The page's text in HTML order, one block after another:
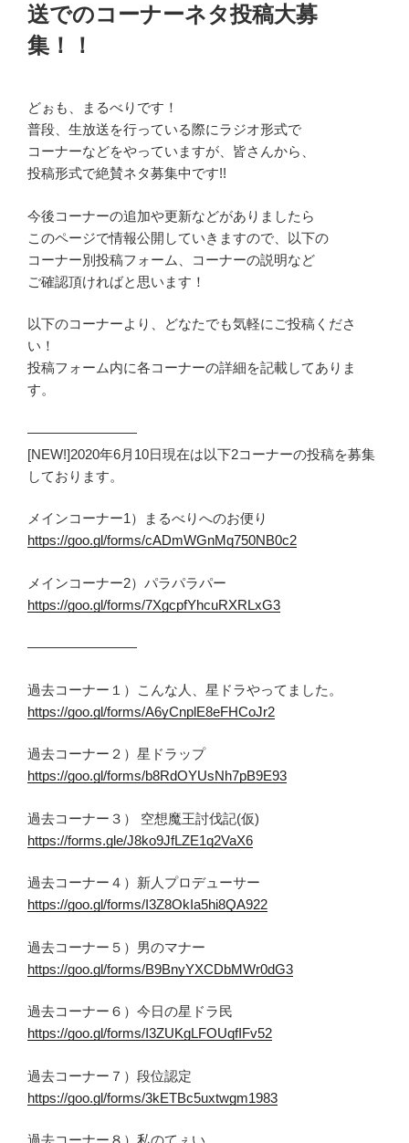
送でのコーナーネタ投稿大募
集！！
どぉも、まるべりです！
普段、生放送を行っている際にラジオ形式で
コーナーなどをやっていますが、皆さんから、
投稿形式で絶賛ネタ募集中です!!
今後コーナーの追加や更新などがありましたら
このページで情報公開していきますので、以下の
コーナー別投稿フォーム、コーナーの説明など
ご確認頂ければと思います！
以下のコーナーより、どなたでも気軽にご投稿くださ
い！
投稿フォーム内に各コーナーの詳細を記載してありま
す。
————————
[NEW!]2020年6月10日現在は以下2コーナーの投稿を募集
しております。
メインコーナー1）まるべりへのお便り
https://goo.gl/forms/cADmWGnMq750NB0c2
メインコーナー2）パラパラパー
https://goo.gl/forms/7XgcpfYhcuRXRLxG3
————————
過去コーナー１）こんな人、星ドラやってました。
https://goo.gl/forms/A6yCnplE8eFHCoJr2
過去コーナー２）星ドラップ
https://goo.gl/forms/b8RdOYUsNh7pB9E93
過去コーナー３） 空想魔王討伐記(仮)
https://forms.gle/J8ko9JfLZE1q2VaX6
過去コーナー４）新人プロデューサー
https://goo.gl/forms/I3Z8OkIa5hi8QA922
過去コーナー５）男のマナー
https://goo.gl/forms/B9BnyYXCDbMWr0dG3
過去コーナー６）今日の星ドラ民
https://goo.gl/forms/I3ZUKgLFOUqfIFv52
過去コーナー７）段位認定
https://goo.gl/forms/3kETBc5uxtwgm1983
過去コーナー８）私のてぇい